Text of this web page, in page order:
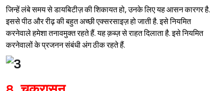
जिन्हें लंबे समय से डायबिटीज़ की शिकायत हो, उनके लिए यह आसन कारगर है.
इससे पीठ और रीढ़ की बहुत अच्छी एक्सरसाइज़ हो जाती है. इसे नियमित
करनेवाले हमेशा तनावमुक्त रहते हैं. यह क़ब्ज़ से राहत दिलाता है. इसे नियमित
करनेवालों के प्रजनन संबंधी अंग ठीक रहते हैं.